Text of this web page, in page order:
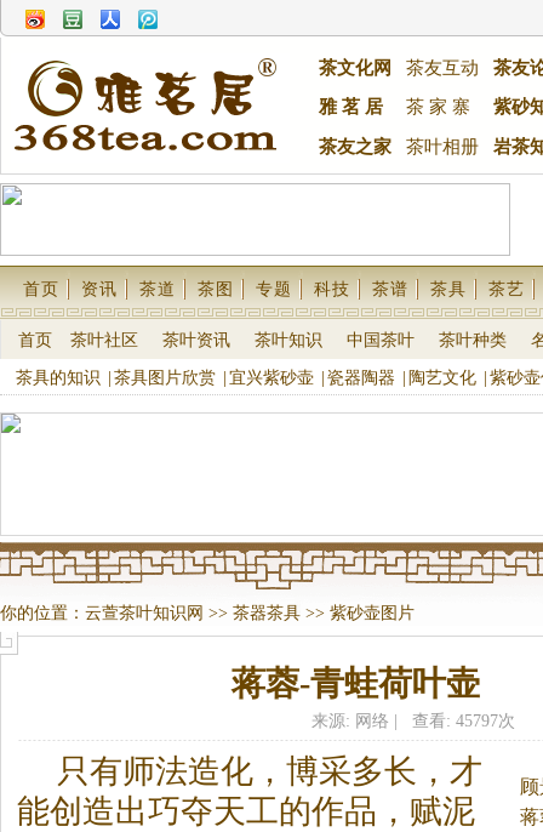
茶文化网 茶友互动
茶友
雅 茗 居
茶 家 寨 紫砂
茶友之家 茶叶相册 岩茶
首页 资讯 茶道 茶图 专题 科技 茶谱 茶具 茶艺
首页 茶叶社区 茶叶资讯 茶叶知识 中国茶叶 茶叶种类
茶具的知识 茶具图片欣赏 宜兴紫砂壶 瓷器陶器 陶艺文化 紫砂
你的位置： 云萱茶叶知识网 >> 茶器茶具 >> 紫砂壶图片
蒋蓉-青蛙荷叶壶
来源: 网络 | 查看: 45797次
只有师法造化，博采多长，才
能创造出巧夺天工的作品，赋泥